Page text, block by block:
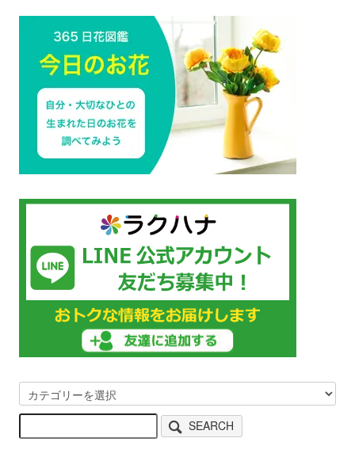
SEARCH